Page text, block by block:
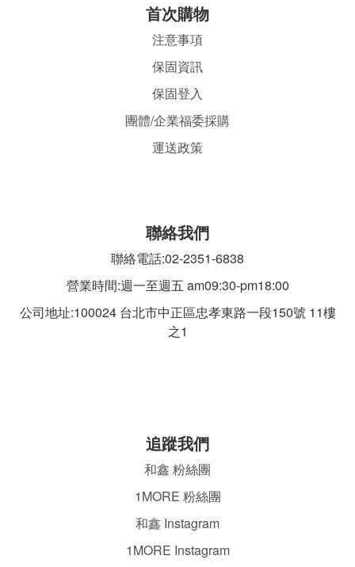
首次購物
注意事項
保固資訊
保固登入
團體/企業福委採購
運送政策
聯絡我們
聯絡電話:02-2351-6838
營業時間:週一至週五 am09:30-pm18:00
公司地址:100024 台北市中正區忠孝東路一段150號 11樓
之1
追蹤我們
和鑫 粉絲團
1MORE 粉絲團
和鑫 Instagram
1MORE Instagram